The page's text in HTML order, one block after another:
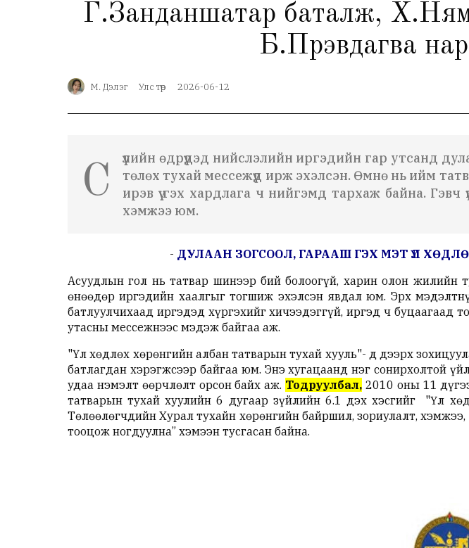
Г.Занданшатар баталж,
Б.Пүрэвдагва
М. Дэлэг Улс төр 2026-06-12
С
үүлийн өдрүүдэд нийслэлийн иргэдийн гар утсанд
төлөх тухай мессежүүд ирж эхэлсэн. Өмнө нь ийм
ирэв үү гэх хардлага ч нийгэмд тархаж байна.
хэмжээ юм.
- ДУЛААН ЗОГСООЛ, ГАРААШ ГЭХ МЭТ ҮЛ
Асуудлын гол нь татвар шинээр бий болоогүй, харин олон жилийн
өнөөдөр иргэдийн хаалгыг тогшиж эхэлсэн явдал юм. Эрх
батлуулчихаад иргэдэд хүргэхийг хичээдэггүй, иргэд ч буцаагаад
утасны мессежнээс мэдэж байгаа аж.
"Үл хөдлөх хөрөнгийн албан татварын тухай хууль"- д дээрх
батлагдан хэрэгжсээр байгаа юм. Энэ хугацаанд нэг сонирхолтой
удаа нэмэлт өөрчлөлт орсон байх аж. Тодруулбал, 2010 оны 11
татварын тухай хуулийн 6 дугаар зүйлийн 6.1 дэх хэсгийг "Үл
Төлөөлөгчдийн Хурал тухайн хөрөнгийн байршил, зориулалт,
тооцож ногдуулна” хэмээн тусгасан байна.